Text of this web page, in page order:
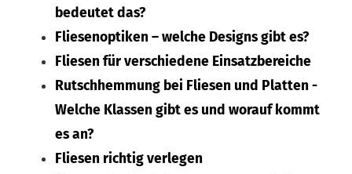
bedeutet das?
Fliesenoptiken – welche Designs gibt es?
Fliesen für verschiedene Einsatzbereiche
Rutschhemmung bei Fliesen und Platten -
Welche Klassen gibt es und worauf kommt
es an?
Fliesen richtig verlegen